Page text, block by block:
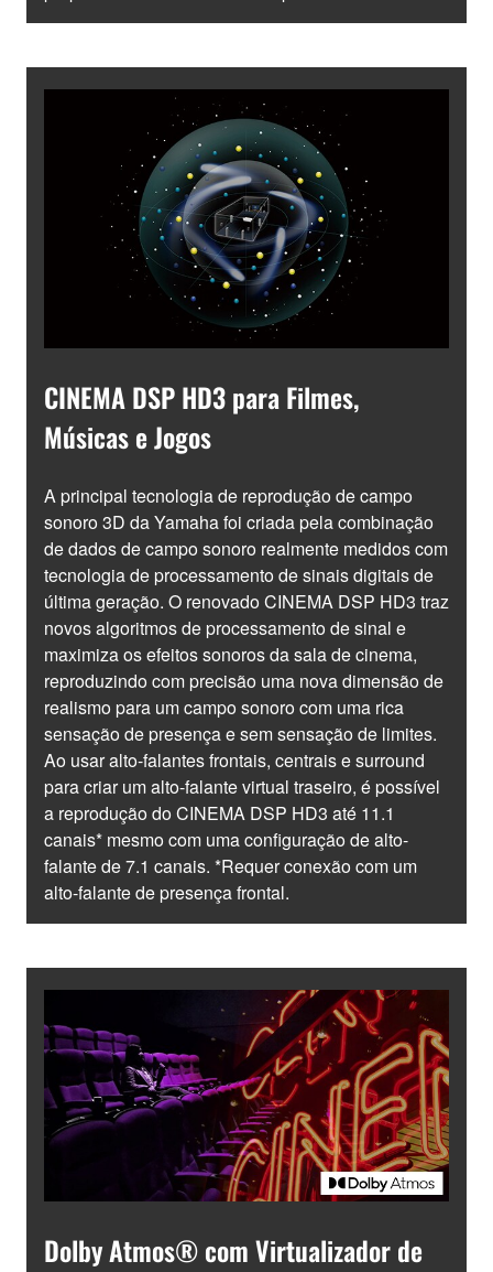
CINEMA DSP HD3 para Filmes,
Músicas e Jogos
A principal tecnologia de reprodução de campo
sonoro 3D da Yamaha foi criada pela combinação
de dados de campo sonoro realmente medidos com
tecnologia de processamento de sinais digitais de
última geração. O renovado CINEMA DSP HD3 traz
novos algoritmos de processamento de sinal e
maximiza os efeitos sonoros da sala de cinema,
reproduzindo com precisão uma nova dimensão de
realismo para um campo sonoro com uma rica
sensação de presença e sem sensação de limites.
Ao usar alto-falantes frontais, centrais e surround
para criar um alto-falante virtual traseiro, é possível
a reprodução do CINEMA DSP HD3 até 11.1
canais* mesmo com uma configuração de alto-
falante de 7.1 canais. *Requer conexão com um
alto-falante de presença frontal.
Dolby Atmos® com Virtualizador de